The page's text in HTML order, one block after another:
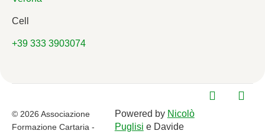
Cell
+39 333 3903074
© 2026 Associazione
Formazione Cartaria -
Powered by Nicolò
Puglisi e Davide